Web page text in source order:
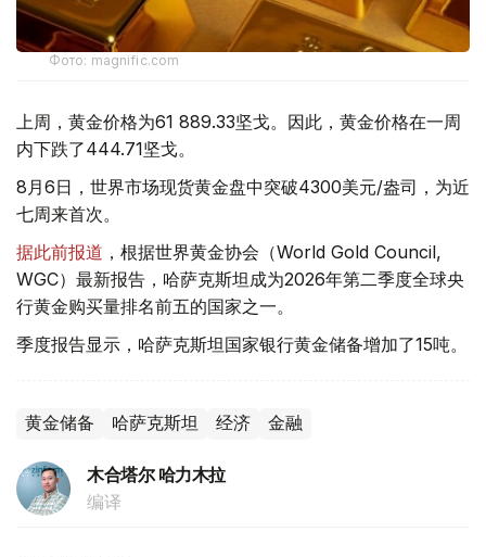
Фото: magnific.com
上周，黄金价格为61 889.33坚戈。因此，黄金价格在一周
内下跌了444.71坚戈。
8月6日，世界市场现货黄金盘中突破4300美元/盎司，为近
七周来首次。
据此前报道 ，根据世界黄金协会（World Gold Council,
WGC）最新报告，哈萨克斯坦成为2026年第二季度全球央
行黄金购买量排名前五的国家之一。
季度报告显示，哈萨克斯坦国家银行黄金储备增加了15吨。
黄金储备 哈萨克斯坦 经济 金融
木合塔尔 哈力木拉
编译